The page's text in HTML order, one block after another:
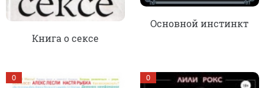
Книга о сексе
Основной инстинкт
0 0